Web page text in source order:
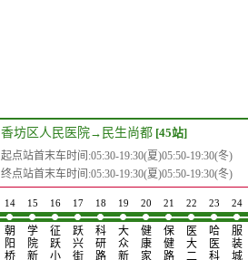
香坊区人民医院→ 民生尚都 [45站]
起点站首末车时间:05:30-19:30(夏)05:50-19:30(冬)
终点站首末车时间:05:30-19:30(夏)05:50-19:30(冬)
14
朝
阳
桥
15
学
院
新
16
征
跃
小
17
跃
兴
街
18
科
研
路
19
大
众
新
20
健
康
家
21
保
健
路
22
医
大
二
23
哈
医
科
24
服
装
城